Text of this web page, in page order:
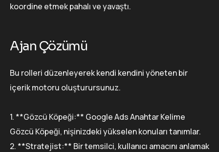
koordine etmek pahalı ve yavaştı.
Ajan Çözümü
Bu rolleri düzenleyerek kendi kendini yöneten bir
içerik motoru oluşturursunuz.
1. **Gözcü Köpeği:** Google Ads Anahtar Kelime
Gözcü Köpeği, nişinizdeki yükselen konuları tanımlar.
2. **Stratejist:** Bir temsilci, kullanıcı amacını anlamak